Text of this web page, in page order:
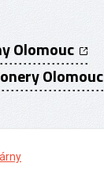
Olomouc
Olomouc